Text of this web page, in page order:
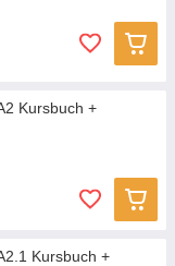
Kursbuch +
Kursbuch +